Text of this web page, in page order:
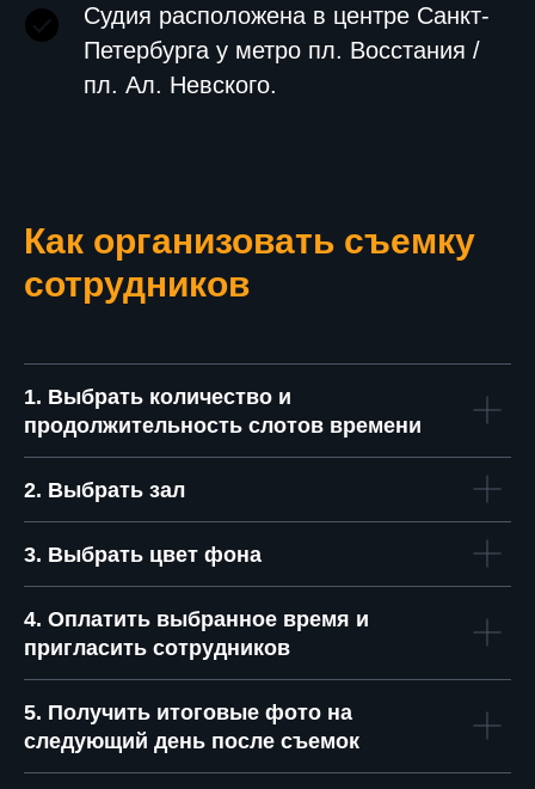
Судия расположена в центре Санкт-
Петербурга у метро пл. Восстания /
пл. Ал. Невского.
Как организовать съемку
сотрудников
1. Выбрать количество и
продолжительность слотов времени
2. Выбрать зал
3. Выбрать цвет фона
4. Оплатить выбранное время и
пригласить сотрудников
5. Получить итоговые фото на
следующий день после съемок